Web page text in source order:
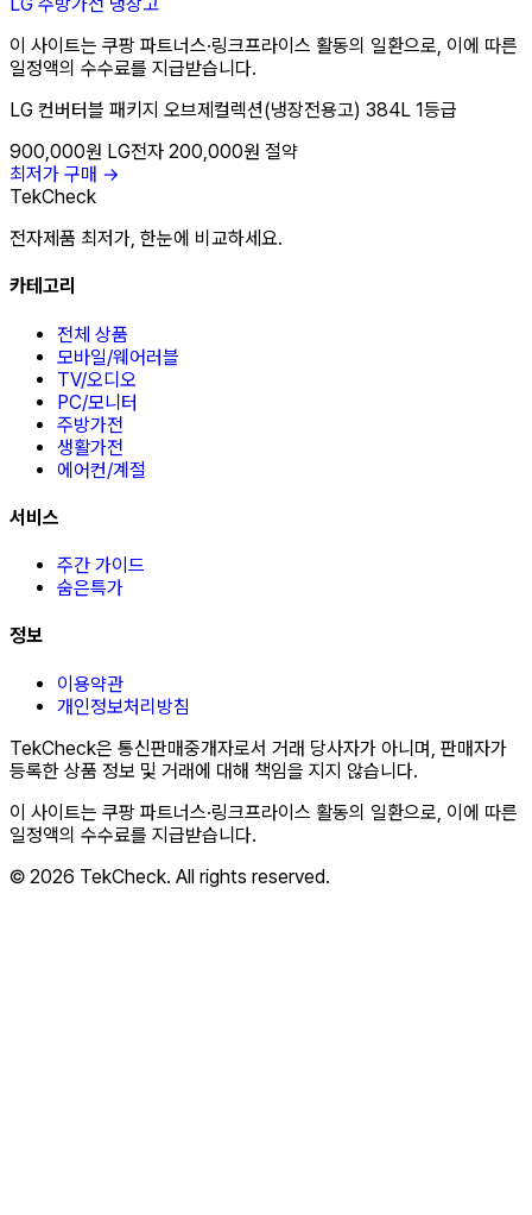
이 사이트는 쿠팡 파트너스·링크프라이스 활동의 일환으로, 이에 따른
일정액의 수수료를 지급받습니다.
LG 컨버터블 패키지 오브제컬렉션(냉장전용고) 384L 1등급
900,000원 LG전자 200,000원 절약
최저가 구매 →
TekCheck
전자제품 최저가, 한눈에 비교하세요.
카테고리
전체 상품
모바일/웨어러블
TV/오디오
PC/모니터
주방가전
생활가전
에어컨/계절
서비스
주간 가이드
숨은특가
정보
이용약관
개인정보처리방침
TekCheck은 통신판매중개자로서 거래 당사자가 아니며, 판매자가
등록한 상품 정보 및 거래에 대해 책임을 지지 않습니다.
이 사이트는 쿠팡 파트너스·링크프라이스 활동의 일환으로, 이에 따른
일정액의 수수료를 지급받습니다.
© 2026 TekCheck. All rights reserved.